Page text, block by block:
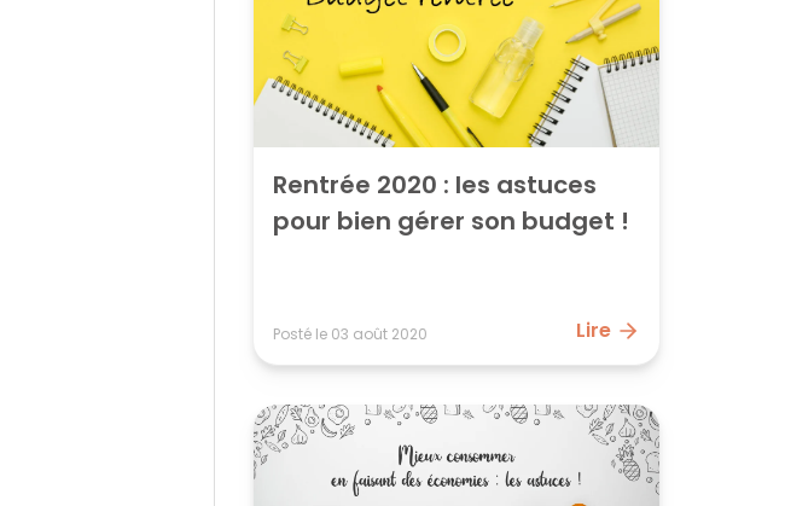
Rentrée 2020 : les astuces
pour bien gérer son budget !
Posté le 03 août 2020 Lire